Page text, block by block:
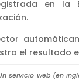
en la
el resultado
servicio web (en